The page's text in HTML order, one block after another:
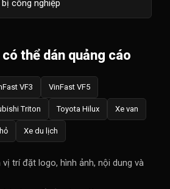
công nghiệp
thể dán quảng cáo
VF3 VinFast VF5
Triton Toyota Hilux Xe van
Xe du lịch
trí đặt logo, hình ảnh, nội dung và